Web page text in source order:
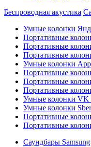
Беспроводная акустика
Умные колонки
Портативные
Портативные
Портативные
Умные колонки
Портативные
Портативные
Портативные
Умные колонки VK
Умные колонки Sber
Портативные
Портативные
Саундбары Samsung